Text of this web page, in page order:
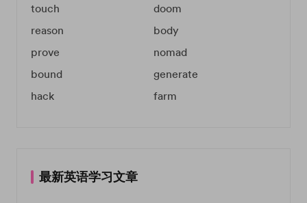
touch
doom
reason
body
prove
nomad
bound
generate
hack
farm
最新英语学习文章